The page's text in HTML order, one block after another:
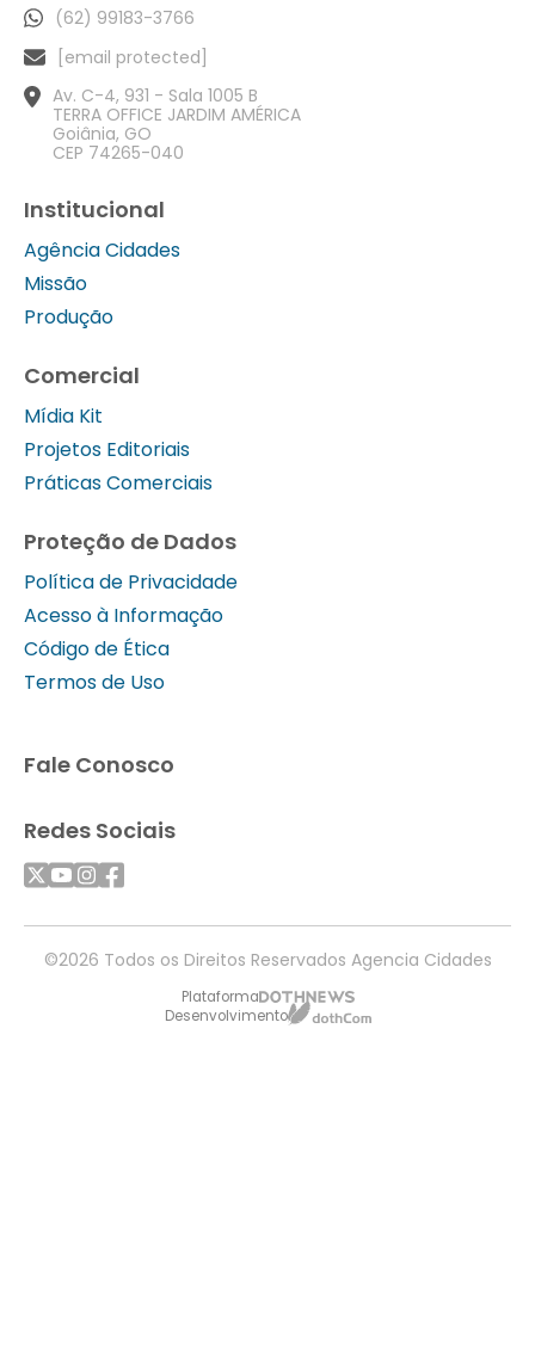
(62) 99183-3766
[email protected]
Av. C-4, 931 - Sala 1005 B
TERRA OFFICE JARDIM AMÉRICA
Goiânia, GO
CEP 74265-040
Institucional
Agência Cidades
Missão
Produção
Comercial
Mídia Kit
Projetos Editoriais
Práticas Comerciais
Proteção de Dados
Política de Privacidade
Acesso à Informação
Código de Ética
Termos de Uso
Fale Conosco
Redes Sociais
©2026 Todos os Direitos Reservados Agencia Cidades
Plataforma
Desenvolvimento